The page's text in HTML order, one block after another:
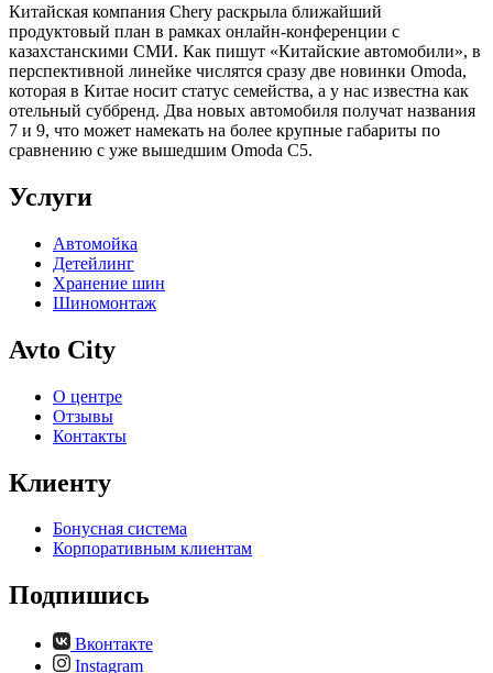
Китайская компания Chery раскрыла ближайший
продуктовый план в рамках онлайн-конференции с
казахстанскими СМИ. Как пишут «Китайские автомобили», в
перспективной линейке числятся сразу две новинки Omoda,
которая в Китае носит статус семейства, а у нас известна как
отельный суббренд. Два новых автомобиля получат названия
7 и 9, что может намекать на более крупные габариты по
сравнению с уже вышедшим Omoda C5.
Услуги
Автомойка
Детейлинг
Хранение шин
Шиномонтаж
Avto City
О центре
Отзывы
Контакты
Клиенту
Бонусная система
Корпоративным клиентам
Подпишись
Вконтакте
Instagram